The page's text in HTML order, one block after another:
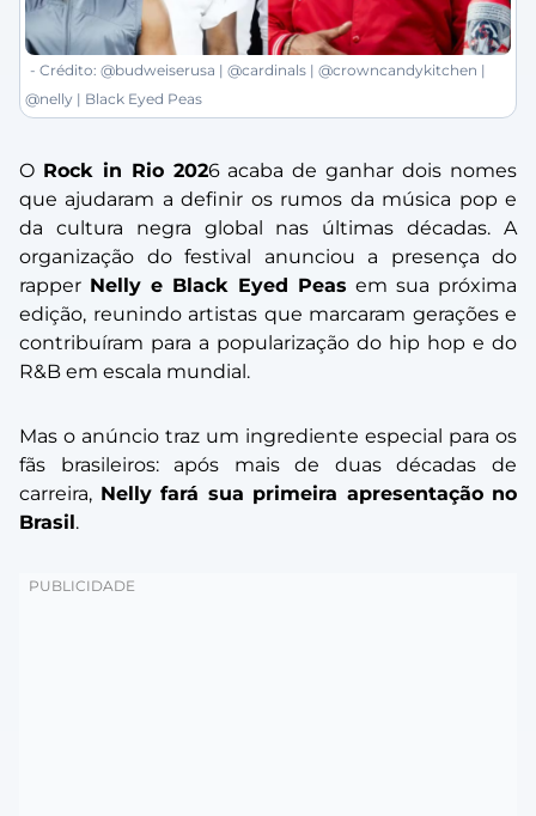
- Crédito: @budweiserusa | @cardinals | @crowncandykitchen |
@nelly | Black Eyed Peas
O Rock in Rio 2026 acaba de ganhar dois nomes
que ajudaram a definir os rumos da música pop e
da cultura negra global nas últimas décadas. A
organização do festival anunciou a presença do
rapper Nelly e Black Eyed Peas em sua próxima
edição, reunindo artistas que marcaram gerações e
contribuíram para a popularização do hip hop e do
R&B em escala mundial.
Mas o anúncio traz um ingrediente especial para os
fãs brasileiros: após mais de duas décadas de
carreira, Nelly fará sua primeira apresentação no
Brasil.